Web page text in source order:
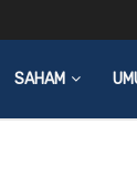
SAHAM